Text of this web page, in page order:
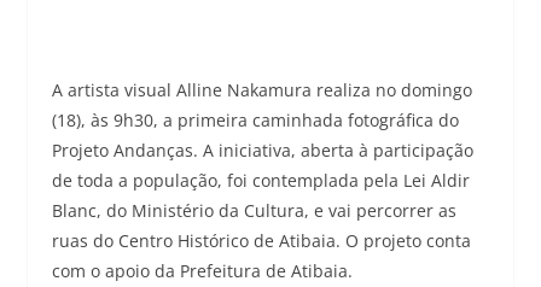
A artista visual Alline Nakamura realiza no domingo
(18), às 9h30, a primeira caminhada fotográfica do
Projeto Andanças. A iniciativa, aberta à participação
de toda a população, foi contemplada pela Lei Aldir
Blanc, do Ministério da Cultura, e vai percorrer as
ruas do Centro Histórico de Atibaia. O projeto conta
com o apoio da Prefeitura de Atibaia.